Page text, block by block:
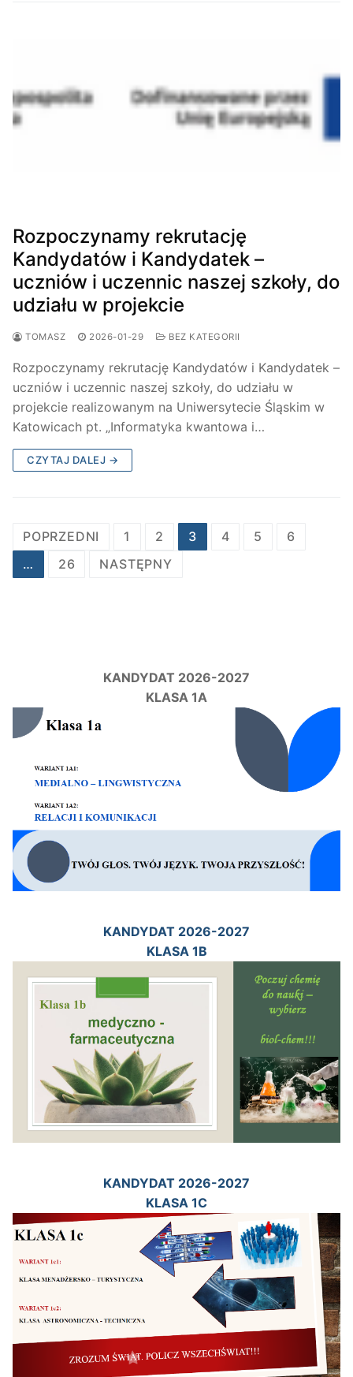
Rozpoczynamy rekrutację
Kandydatów i Kandydatek –
uczniów i uczennic naszej szkoły, do
udziału w projekcie
TOMASZ 2026-01-29 BEZ KATEGORII
Rozpoczynamy rekrutację Kandydatów i Kandydatek –
uczniów i uczennic naszej szkoły, do udziału w
projekcie realizowanym na Uniwersytecie Śląskim w
Katowicach pt. „Informatyka kwantowa i…
CZYTAJ DALEJ →
Stronicowanie
wpisów
POPRZEDNI 1 2 3 4 5
6
…
26 NASTĘPNY
KANDYDAT 2026-2027
KLASA 1A
KANDYDAT 2026-2027
KLASA 1B
KANDYDAT 2026-2027
KLASA 1C